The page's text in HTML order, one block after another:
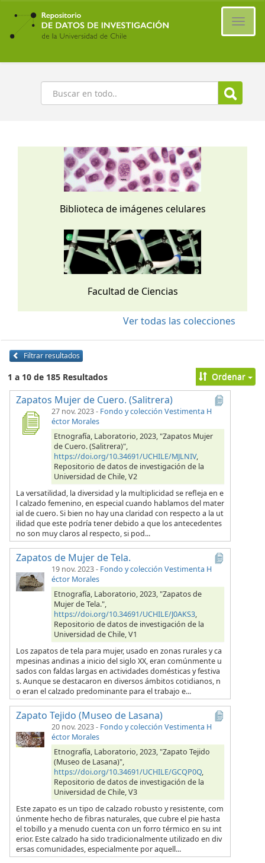
Ir
contenido
principal
Buscar
Biblioteca de imágenes celulares
Facultad de Ciencias
Ver todas las colecciones
Filtrar resultados
1 a 10 de 185 Resultados Ordenar
Zapatos Mujer de Cuero. (Salitrera)
27 nov. 2023- Fondo y colección Vestimenta H
éctor Morales
Etnografía, Laboratorio, 2023, "Zapatos Mujer
de Cuero. (Salitrera)",
https://doi.org/10.34691/UCHILE/MJLNIV,
Repositorio de datos de investigación de la
Universidad de Chile, V2
La versatilidad, la diversidad y la multiplicidad se refleja en e
l calzado femenino, en especial cuando hablamos del mater
ial de cuero. Si bien no hay una claridad con respecto a la ut
ilidad que este podría tener debido a que los antecedentes
no son muy claros al respecto, si pod...
Zapatos de Mujer de Tela.
19 nov. 2023- Fondo y colección Vestimenta H
éctor Morales
Etnografía, Laboratorio, 2023, "Zapatos de
Mujer de Tela.",
https://doi.org/10.34691/UCHILE/J0AKS3,
Repositorio de datos de investigación de la
Universidad de Chile, V1
Los zapatos de tela para mujer, usado en zonas rurales y ca
mpesinas andinas a inicio del siglo XX, eran comúnmente u
sados con faldas largas en actividades domésticas y festiva
s. Aunque se destacaron en diversos ámbitos cotidianos, n
o eran el calzado predominante para el trabajo e...
Zapato Tejido (Museo de Lasana)
20 nov. 2023- Fondo y colección Vestimenta H
éctor Morales
Etnografía, Laboratorio, 2023, "Zapato Tejido
(Museo de Lasana)",
https://doi.org/10.34691/UCHILE/GCQP0Q,
Repositorio de datos de investigación de la
Universidad de Chile, V3
Este zapato es un tipo de calzado robusto y resistente, com
únmente hecho de fibras naturales, que cubre el pie hasta
el tobillo y a menudo cuenta con un forro térmico en su int
erior. Este calzado ha sido tradicionalmente utilizado en div
ersas comunidades, especialmente por aquell...